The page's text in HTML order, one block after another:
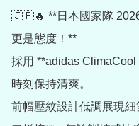
🇯🇵🔥 **日本國家隊
更是態度！**
採用 **adidas ClimaCool
時刻保持清爽。
前幅壓紋設計低調展現